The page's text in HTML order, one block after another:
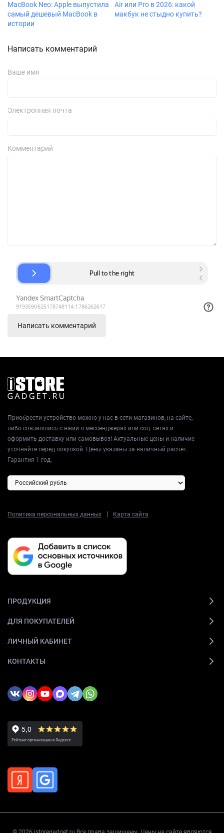
MacBook Neo: Apple выпустила
самый дешевый MacBook в
истории
Air или Pro в 2026: какой
макбук не стыдно купить?
Написать комментарий
Ваше имя
Электронная почта
Комментарий
Приобрести устройство можно у нас в сети магазинов, на сайте,
либо связавшись с нами в мессенджерах или соц. сетях и
оформить доставку или самовывоз! Актуальные цены и наличие
уточняйте перед покупкой. Цены указаны за наличный расчет.
Гарантия 1 год.
Политика персональных данных | Карта сайта
ПРОДУКЦИЯ
ДЛЯ ПОКУПАТЕЛЕЙ
ЛИЧНЫЙ КАБИНЕТ
КОНТАКТЫ